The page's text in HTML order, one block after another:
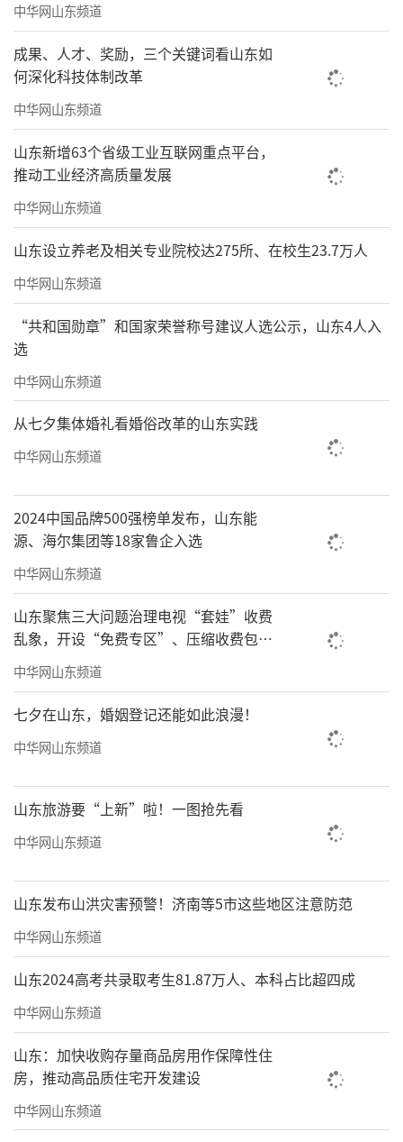
中华网山东频道
成果、人才、奖励，三个关键词看山东如
何深化科技体制改革
中华网山东频道
山东新增63个省级工业互联网重点平台，
推动工业经济高质量发展
中华网山东频道
山东设立养老及相关专业院校达275所、在校生23.7万人
中华网山东频道
“共和国勋章”和国家荣誉称号建议人选公示，山东4人入
选
中华网山东频道
从七夕集体婚礼看婚俗改革的山东实践
中华网山东频道
2024中国品牌500强榜单发布，山东能
源、海尔集团等18家鲁企入选
中华网山东频道
山东聚焦三大问题治理电视“套娃”收费
乱象，开设“免费专区”、压缩收费包比
例70%以上
中华网山东频道
七夕在山东，婚姻登记还能如此浪漫！
中华网山东频道
山东旅游要“上新”啦！一图抢先看
中华网山东频道
山东发布山洪灾害预警！济南等5市这些地区注意防范
中华网山东频道
山东2024高考共录取考生81.87万人、本科占比超四成
中华网山东频道
山东：加快收购存量商品房用作保障性住
房，推动高品质住宅开发建设
中华网山东频道